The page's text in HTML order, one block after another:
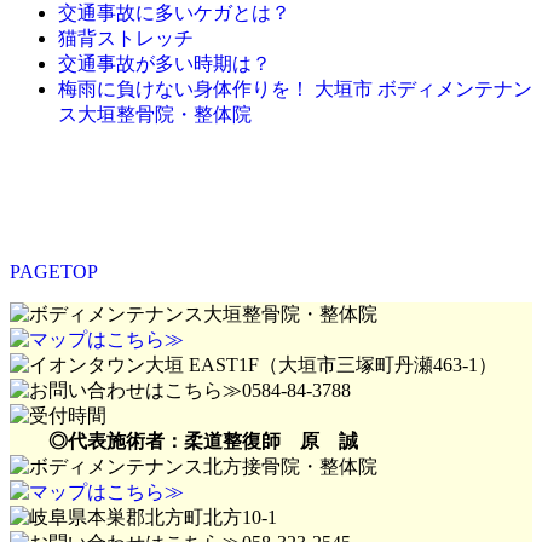
交通事故に多いケガとは？
猫背ストレッチ
交通事故が多い時期は？
梅雨に負けない身体作りを！ 大垣市 ボディメンテナン
ス大垣整骨院・整体院
PAGETOP
◎代表施術者：柔道整復師 原 誠